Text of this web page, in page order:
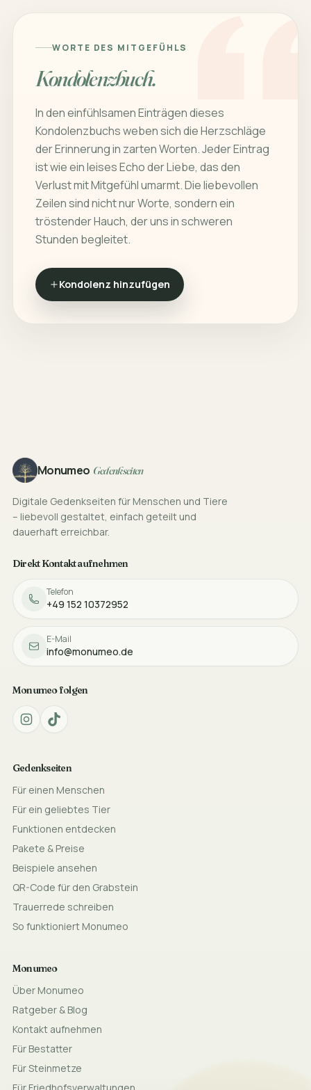
WORTE DES MITGEFÜHLS
Kondolenzbuch.
In den einfühlsamen Einträgen dieses
Kondolenzbuchs weben sich die Herzschläge
der Erinnerung in zarten Worten. Jeder Eintrag
ist wie ein leises Echo der Liebe, das den
Verlust mit Mitgefühl umarmt. Die liebevollen
Zeilen sind nicht nur Worte, sondern ein
tröstender Hauch, der uns in schweren
Stunden begleitet.
Kondolenz hinzufügen
FooterMonumeo Gedenkseiten
Digitale Gedenkseiten für Menschen und Tiere
– liebevoll gestaltet, einfach geteilt und
dauerhaft erreichbar.
Direkt Kontakt aufnehmen
Telefon
+49 152 10372952
E-Mail
info@monumeo.de
Monumeo folgen
Gedenkseiten
Für einen Menschen
Für ein geliebtes Tier
Funktionen entdecken
Pakete & Preise
Beispiele ansehen
QR-Code für den Grabstein
Trauerrede schreiben
So funktioniert Monumeo
Monumeo
Über Monumeo
Ratgeber & Blog
Kontakt aufnehmen
Für Bestatter
Für Steinmetze
Für Friedhofsverwaltungen